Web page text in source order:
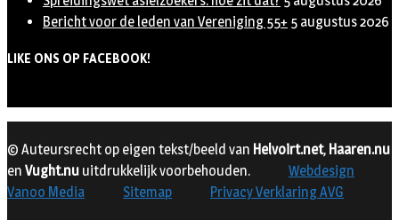
Bericht voor de leden van Vereniging 55+ 5 augustus 2026
LIKE ONS OP FACEBOOK!
© Auteursrecht op eigen tekst/beeld van Helvoirt.net, Haaren.nu
en Vught.nu uitdrukkelijk voorbehouden.
Webdesign
Vanoo Media
Sitemap Privacy Verklaring AVG